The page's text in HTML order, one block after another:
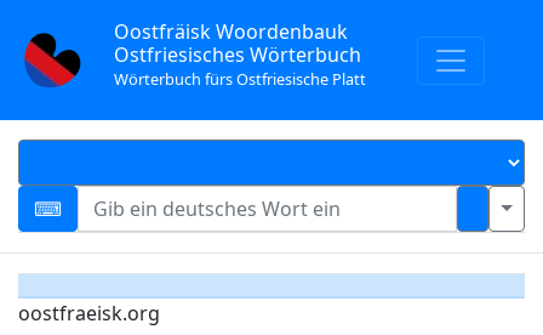
Oostfräisk Woordenbauk
Ostfriesisches Wörterbuch
Wörterbuch fürs Ostfriesische Platt
oostfraeisk.org